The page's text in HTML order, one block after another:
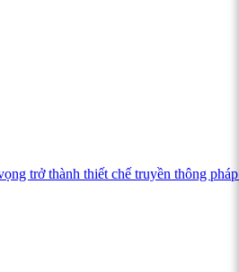
trở thành thiết chế truyền thông